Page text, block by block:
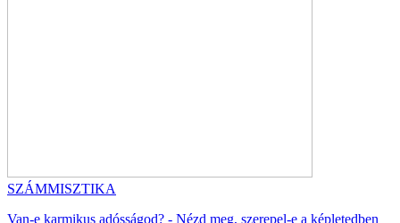
SZÁMMISZTIKA
Van-e karmikus adósságod? - Nézd meg, szerepel-e a képletedben